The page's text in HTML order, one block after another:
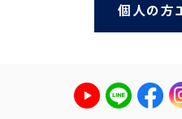
個人の方